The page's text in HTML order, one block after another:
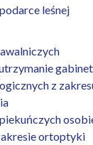
leśnej
z
ortoptyki